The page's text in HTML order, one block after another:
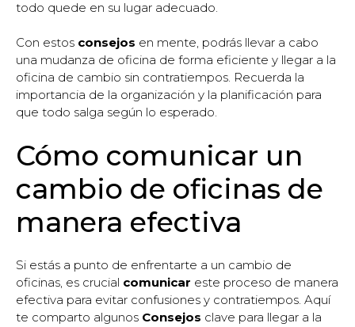
todo quede en su lugar adecuado.
Con estos consejos en mente, podrás llevar a cabo
una mudanza de oficina de forma eficiente y llegar a la
oficina de cambio sin contratiempos. Recuerda la
importancia de la organización y la planificación para
que todo salga según lo esperado.
Cómo comunicar un
cambio de oficinas de
manera efectiva
Si estás a punto de enfrentarte a un cambio de
oficinas, es crucial comunicar este proceso de manera
efectiva para evitar confusiones y contratiempos. Aquí
te comparto algunos Consejos clave para llegar a la